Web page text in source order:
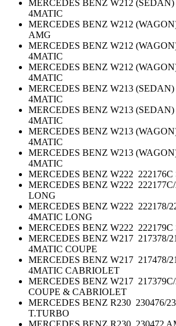
MERCEDES BENZ W212
4MATIC
MERCEDES BENZ W212
AMG
MERCEDES BENZ W212
4MATIC
MERCEDES BENZ W212
4MATIC
MERCEDES BENZ W213
4MATIC
MERCEDES BENZ W213
4MATIC
MERCEDES BENZ W213
4MATIC
MERCEDES BENZ W213
4MATIC
MERCEDES BENZ W222 222176C
MERCEDES BENZ W222
LONG
MERCEDES BENZ W222 222178/
4MATIC LONG
MERCEDES BENZ W222
MERCEDES BENZ W217 217378/
4MATIC COUPE
MERCEDES BENZ W217 217478/
4MATIC CABRIOLET
MERCEDES BENZ W217
COUPE & CABRIOLET
MERCEDES BENZ R230 230476/
T.TURBO